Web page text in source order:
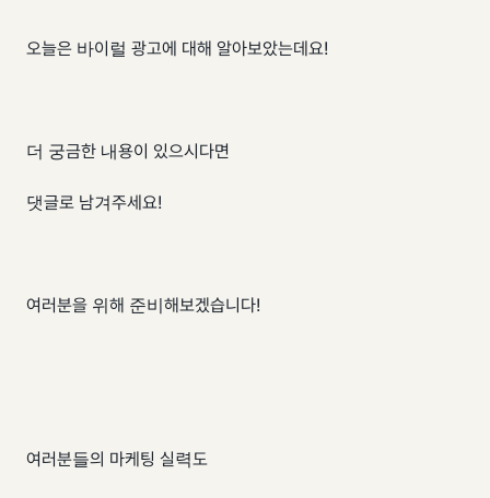
오늘은 바이럴 광고에 대해 알아보았는데요!
더 궁금한 내용이 있으시다면
댓글로 남겨주세요!
여러분을 위해 준비해보겠습니다!
여러분들의 마케팅 실력도